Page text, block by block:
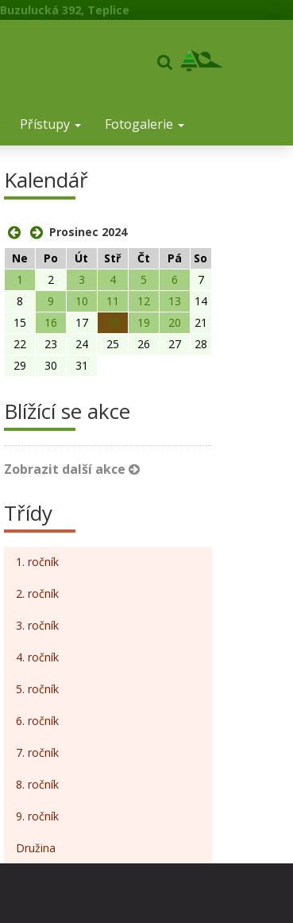
Buzulucká 392, Teplice
Přístupy Fotogalerie
Kalendář
Prosinec 2024
Ne
Po Út Stř Čt Pá
So
1
2 3 4 5 6
7
8
9 10 11 12 13
14
15
16 17 18 19 20
21
22
23 24 25 26 27
28
29
30 31
Blížící se akce
Zobrazit další akce
Třídy
1. ročník
2. ročník
3. ročník
4. ročník
5. ročník
6. ročník
7. ročník
8. ročník
9. ročník
Družina